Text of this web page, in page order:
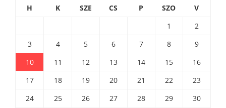
H K SZE CS P SZO
V
1
2
3
4 5 6 7 8
9
10
11 12 13 14 15
16
17
18 19 20 21 22
23
24
25 26 27 28 29
30